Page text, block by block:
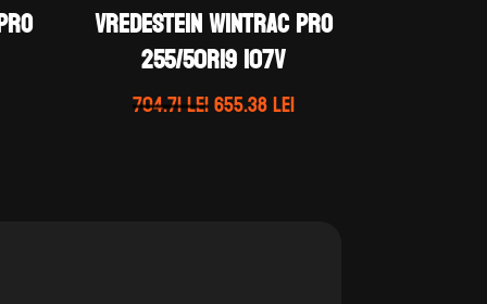
Vredestein WINTRAC PRO
255/50R19 107V
704.71leiPrețul
655.38leiPrețul